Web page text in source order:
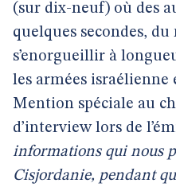
(sur dix-neuf) où des
quelques secondes, du
s’enorgueillir à
les armées
Mention spéciale au
d’interview lors de
informations qui nous
Cisjordanie, pendant